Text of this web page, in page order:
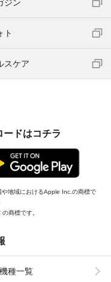
ジン
ト
スケア
ドはコチラ
地域におけるApple Inc.の商標で
商標です。
種一覧